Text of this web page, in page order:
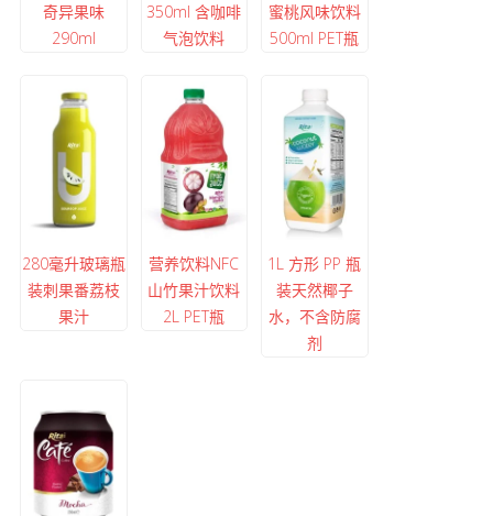
奇异果味
290ml
350ml 含咖啡
气泡饮料
蜜桃风味饮料
500ml PET瓶
280毫升玻璃瓶
装刺果番荔枝
果汁
营养饮料NFC
山竹果汁饮料
2L PET瓶
1L 方形 PP 瓶
装天然椰子
水，不含防腐
剂